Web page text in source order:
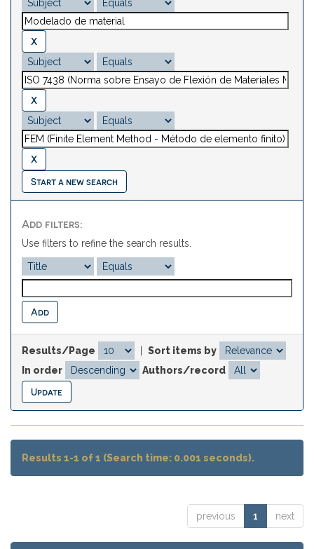
Start a new search
Add filters:
Use filters to refine the search results.
Results/Page
Sort items by
In order
Authors/record
Results 1-1 of 1 (Search time: 0.001 seconds).
previous 1 next